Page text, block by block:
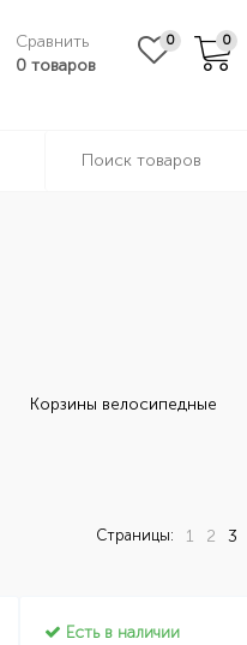
Сравнить
0 товаров
0 0
Корзины велосипедные
Страницы: 1 2 3
Есть в наличии